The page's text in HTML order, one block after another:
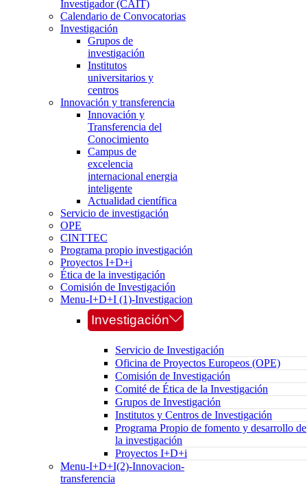
Investigador (CAIT)
Calendario de Convocatorias
Investigación
Grupos de
investigación
Institutos
universitarios y
centros
Innovación y transferencia
Innovación y
Transferencia del
Conocimiento
Campus de
excelencia
internacional energia
inteligente
Actualidad científica
Servicio de investigación
OPE
CINTTEC
Programa propio investigación
Proyectos I+D+i
Ética de la investigación
Comisión de Investigación
Menu-I+D+I (1)-Investigacion
Investigación
Servicio de Investigación
Oficina de Proyectos Europeos (OPE)
Comisión de Investigación
Comité de Ética de la Investigación
Grupos de Investigación
Institutos y Centros de Investigación
Programa Propio de fomento y desarrollo de
la investigación
Proyectos I+D+i
Menu-I+D+I(2)-Innovacion-
transferencia